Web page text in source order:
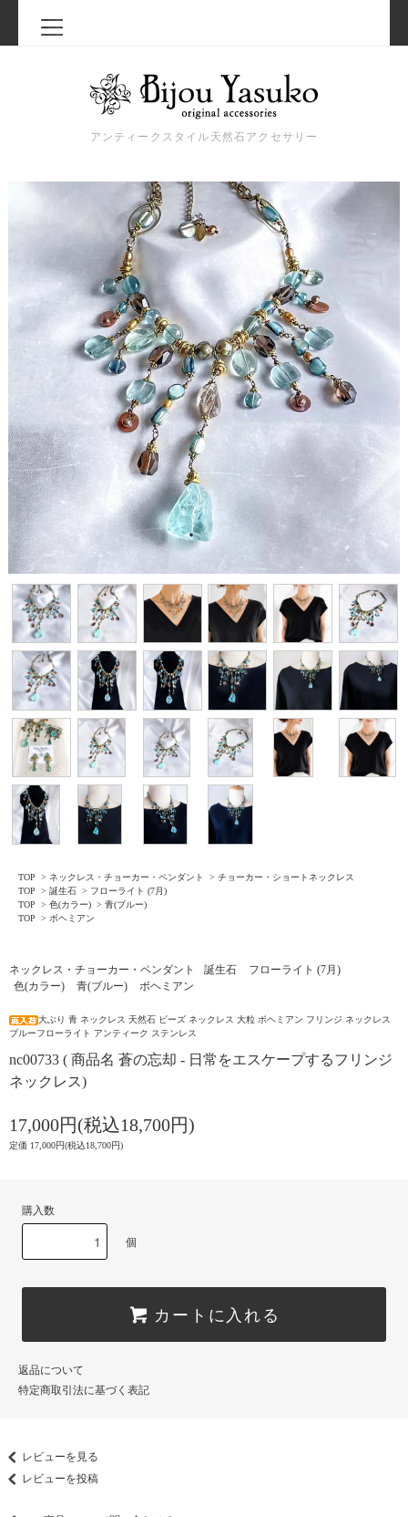
アンティークスタイル天然石アクセサリー
TOP > ネックレス・チョーカー・ペンダント > チョーカー・ショートネックレス
TOP
> 誕生石 > フローライト (7月)
TOP
> 色(カラー) > 青(ブルー)
TOP
> ボヘミアン
ネックレス・チョーカー・ペンダント 誕生石
フローライト (7月)
色(カラー)
青(ブルー) ボヘミアン
大ぶり 青 ネックレス 天然石 ビーズ ネックレス 大粒 ボヘミアン フリンジ ネックレス
ブルーフローライト アンティーク ステンレス
nc00733 ( 商品名 蒼の忘却 - 日常をエスケープするフリンジ
ネックレス)
17,000円(税込18,700円)
定価 17,000円(税込18,700円)
購入数
個
カートに入れる
返品について
特定商取引法に基づく表記
レビューを見る
レビューを投稿